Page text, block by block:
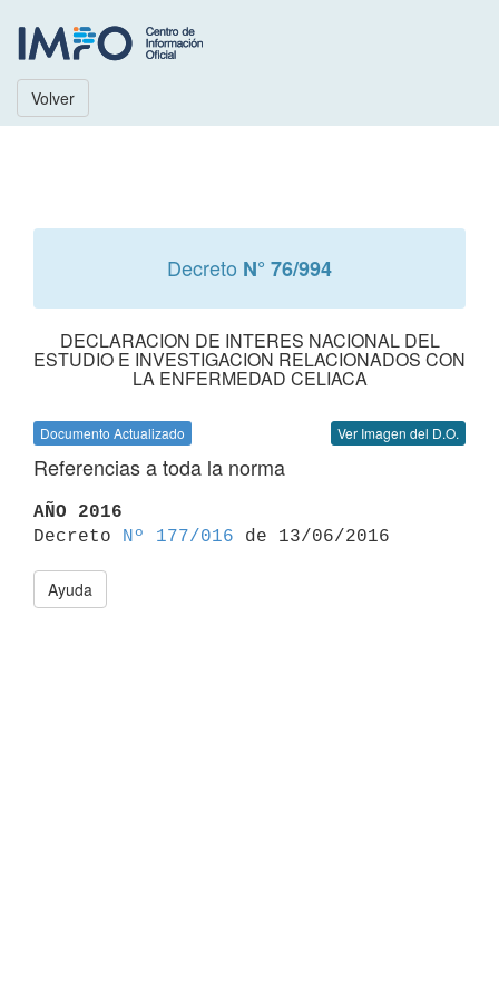
Volver
Decreto N° 76/994
DECLARACION DE INTERES NACIONAL DEL
ESTUDIO E INVESTIGACION RELACIONADOS CON
LA ENFERMEDAD CELIACA
Documento Actualizado Ver Imagen del D.O.
Referencias a toda la norma
AÑO 2016
Decreto
Nº 177/016
Ayuda